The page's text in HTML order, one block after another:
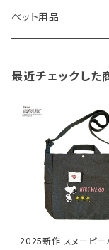
TG
KIND BAG LONDON
ショルダーバッグ
マザーズバッグ
パソコンケース
収納用品
タオルハンガー
調理器具・調理小物
バス用品
ウェットティッシュケー
クッション・クッション
ノート
卓球用品
ペット用品
最近チェックした
2025新作 スヌーピー